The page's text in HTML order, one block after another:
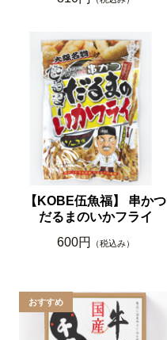
【KOBE伍魚福】 串かつ
だるまのいかフライ
600円
（税込み）